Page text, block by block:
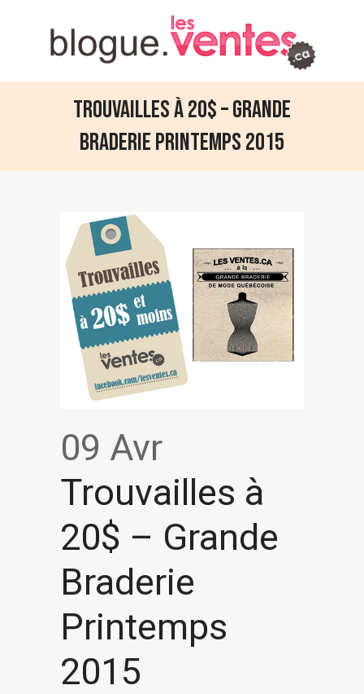
Trouvailles à 20$ – Grande
Braderie Printemps 2015
09 Avr
Trouvailles à
20$ – Grande
Braderie
Printemps
2015